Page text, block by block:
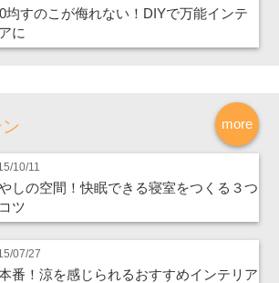
均すのこが侮れない！DIYで万能インテ
に
more
10/11
しの空間！快眠できる寝室をつくる３つ
ツ
07/27
番！涼を感じられるおすすめインテリア